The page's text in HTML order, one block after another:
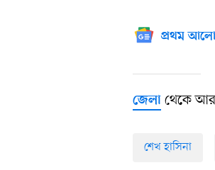
প্রথম
জেলা থেকে
শেখ হাসিনা